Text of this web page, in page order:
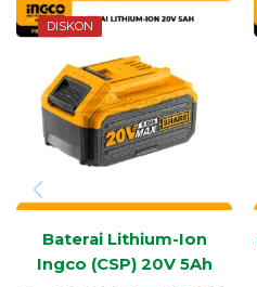
DISKON
Baterai Lithium-Ion
Ingco (CSP) 20V 5Ah